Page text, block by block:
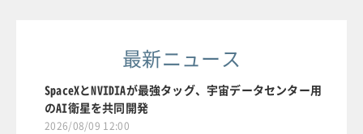
最新ニュース
SpaceXとNVIDIAが最強タッグ、宇宙データセンター用
のAI衛星を共同開発
2026/08/09 12:00